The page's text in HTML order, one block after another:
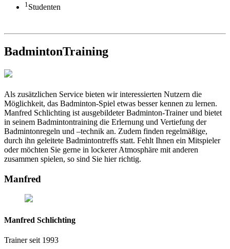
1 Studenten
BadmintonTraining
Als zusätzlichen Service bieten wir interessierten Nutzern die
Möglichkeit, das Badminton-Spiel etwas besser kennen zu lernen.
Manfred Schlichting ist ausgebildeter Badminton-Trainer und bietet
in seinem Badmintontraining die Erlernung und Vertiefung der
Badmintonregeln und –technik an. Zudem finden regelmäßige,
durch ihn geleitete Badmintontreffs statt. Fehlt Ihnen ein Mitspieler
oder möchten Sie gerne in lockerer Atmosphäre mit anderen
zusammen spielen, so sind Sie hier richtig.
Manfred
Manfred Schlichting
Trainer seit 1993